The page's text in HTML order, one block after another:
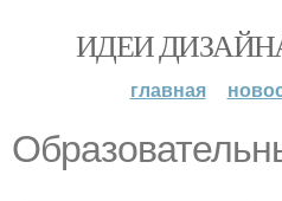
ИДЕИ
главная